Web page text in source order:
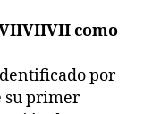
como
por
su primer